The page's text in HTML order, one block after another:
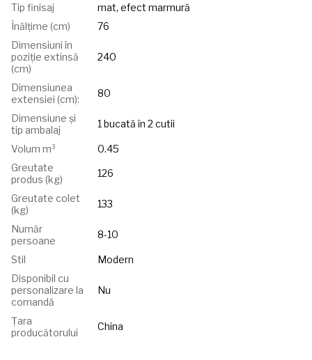
Tip finisaj
mat, efect marmură
Înălțime (cm)
76
Dimensiuni în
poziție extinsă
(cm)
240
Dimensiunea
extensiei (cm):
80
Dimensiune și
tip ambalaj
1 bucată în 2 cutii
Volum m³
0.45
Greutate
produs (kg)
126
Greutate colet
(kg)
133
Număr
persoane
8-10
Stil
Modern
Disponibil cu
personalizare la
comandă
Nu
Țara
producătorului
China